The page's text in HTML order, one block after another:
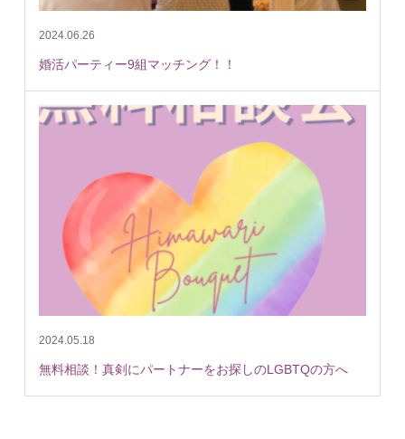
2024.06.26
婚活パーティー9組マッチング！！
2024.05.18
無料相談！真剣にパートナーをお探しのLGBTQの方へ